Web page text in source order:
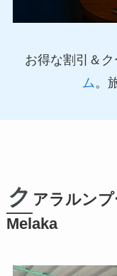
お得な割引＆
ム。
ク アラルン
Melaka